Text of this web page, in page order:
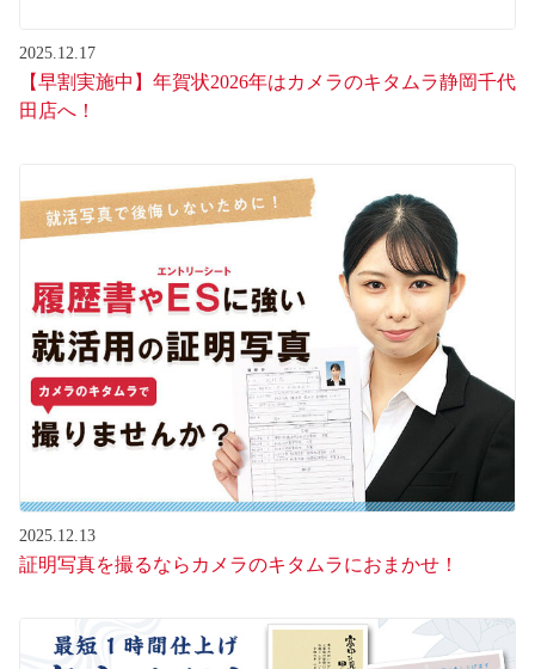
2025.12.17
【早割実施中】年賀状2026年はカメラのキタムラ静岡千代
田店へ！
2025.12.13
証明写真を撮るならカメラのキタムラにおまかせ！